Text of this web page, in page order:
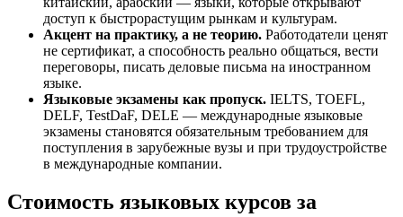
доступ к быстрорастущим рынкам и культурам.
Акцент на практику, а не теорию. Работодатели ценят
не сертификат, а способность реально общаться, вести
переговоры, писать деловые письма на иностранном
языке.
Языковые экзамены как пропуск. IELTS, TOEFL,
DELF, TestDaF, DELE — международные языковые
экзамены становятся обязательным требованием для
поступления в зарубежные вузы и при трудоустройстве
в международные компании.
Стоимость языковых курсов за